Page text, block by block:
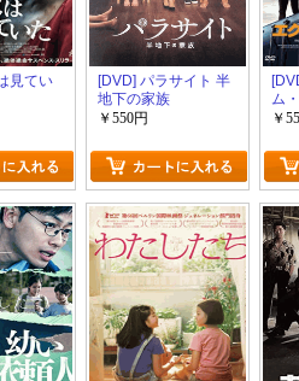
見てい
[DVD] パラサイト 半
地下の家族
￥550円
ム
￥